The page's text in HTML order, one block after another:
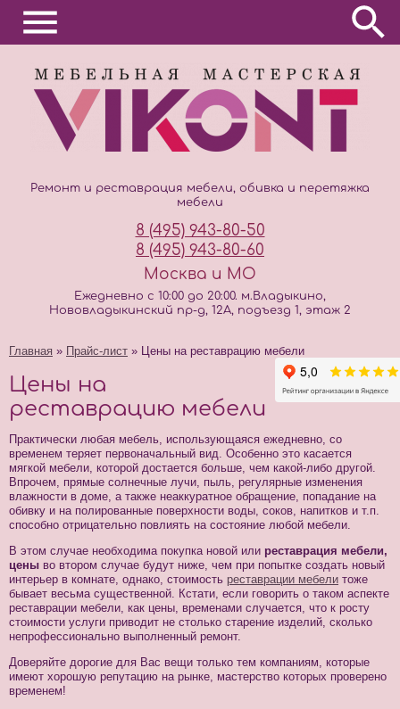
Ремонт и реставрация мебели, обивка и перетяжка
мебели
8 (495) 943-80-50
8 (495) 943-80-60
Москва и МО
Ежедневно с 10:00 до 20:00. м.Владыкино,
Нововладыкинский пр-д, 12А, подъезд 1, этаж 2
Главная » Прайс-лист » Цены на реставрацию мебели
Цены на
реставрацию мебели
Практически любая мебель, использующаяся ежедневно, со
временем теряет первоначальный вид. Особенно это касается
мягкой мебели, которой достается больше, чем какой-либо другой.
Впрочем, прямые солнечные лучи, пыль, регулярные изменения
влажности в доме, а также неаккуратное обращение, попадание на
обивку и на полированные поверхности воды, соков, напитков и т.п.
способно отрицательно повлиять на состояние любой мебели.
В этом случае необходима покупка новой или реставрация мебели,
цены во втором случае будут ниже, чем при попытке создать новый
интерьер в комнате, однако, стоимость реставрации мебели тоже
бывает весьма существенной. Кстати, если говорить о таком аспекте
реставрации мебели, как цены, временами случается, что к росту
стоимости услуги приводит не столько старение изделий, сколько
непрофессионально выполненный ремонт.
Доверяйте дорогие для Вас вещи только тем компаниям, которые
имеют хорошую репутацию на рынке, мастерство которых проверено
временем!